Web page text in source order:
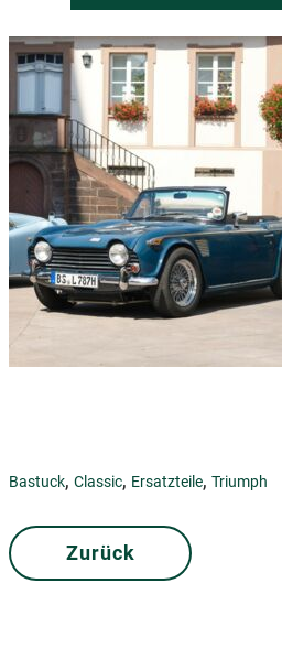
Bastuck, Classic, Ersatzteile, Triumph
Zurück